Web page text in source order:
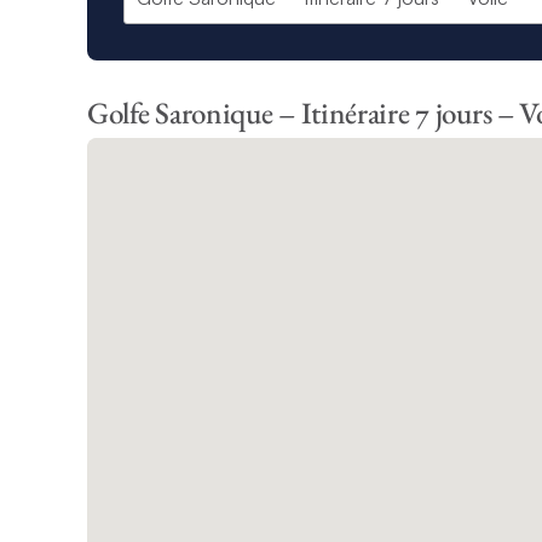
Golfe Saronique – Itinéraire 7 jours –